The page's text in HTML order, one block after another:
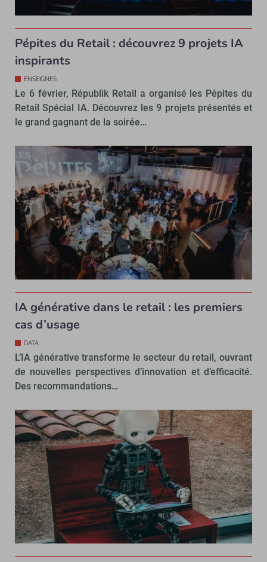
Pépites du Retail : découvrez 9 projets IA
inspirants
ENSEIGNES
Le 6 février, Républik Retail a organisé les Pépites du
Retail Spécial IA. Découvrez les 9 projets présentés et
le grand gagnant de la soirée…
IA générative dans le retail : les premiers
cas d’usage
DATA
L’IA générative transforme le secteur du retail, ouvrant
de nouvelles perspectives d’innovation et d’efficacité.
Des recommandations…